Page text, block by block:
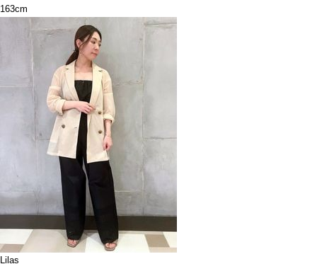
163cm
Lilas